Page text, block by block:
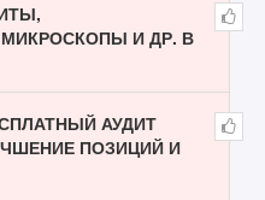
И ДР. В
АУДИТ
ПОЗИЦИЙ И